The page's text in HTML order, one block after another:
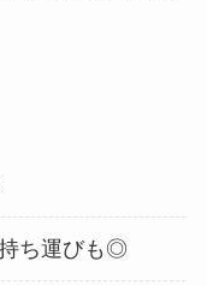
ち運びも◎